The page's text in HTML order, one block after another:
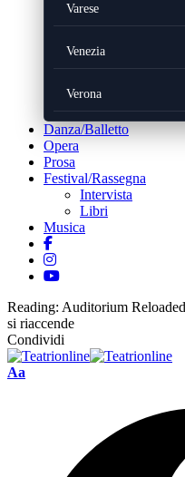
Varese
Venezia
Verona
Danza/Balletto
Opera
Prosa
Festival/Rassegna
Intervista
Libri
Musica
Reading: Auditorium
si riaccende
Condividi
Font
Aa